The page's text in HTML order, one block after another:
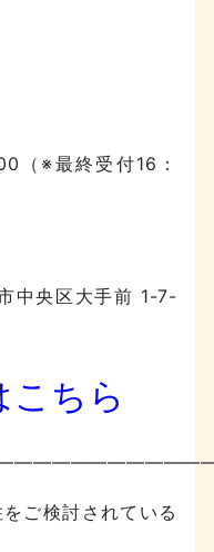
（※最終受付16：
中央区大手前 1-7-
ちら
ご検討されている